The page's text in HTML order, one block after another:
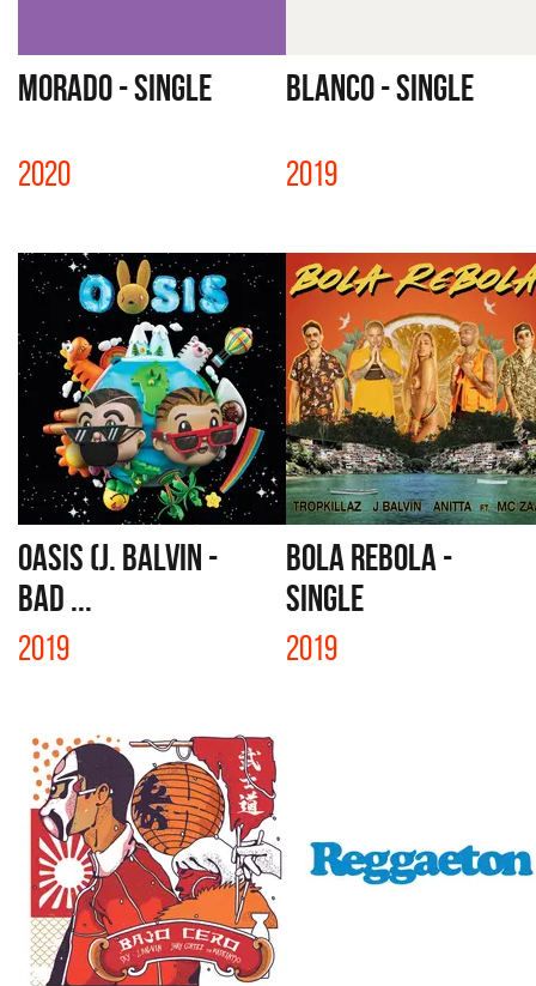
MORADO - SINGLE
2020
BLANCO - SINGLE
2019
OASIS (J. BALVIN -
BAD ...
2019
BOLA REBOLA -
SINGLE
2019